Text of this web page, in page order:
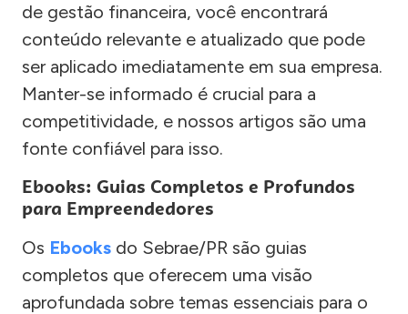
de gestão financeira, você encontrará
conteúdo relevante e atualizado que pode
ser aplicado imediatamente em sua empresa.
Manter-se informado é crucial para a
competitividade, e nossos artigos são uma
fonte confiável para isso.
Ebooks: Guias Completos e Profundos
para Empreendedores
Os Ebooks do Sebrae/PR são guias
completos que oferecem uma visão
aprofundada sobre temas essenciais para o